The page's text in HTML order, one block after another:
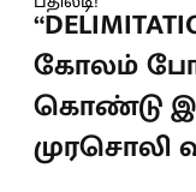
கோலம்
கொண்டு
முரசொலி